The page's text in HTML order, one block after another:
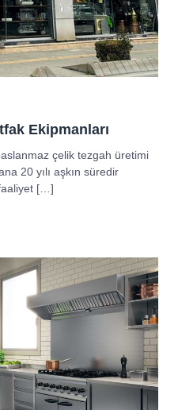
Ekipmanları
çelik tezgah üretimi
20 yılı aşkın süredir
[…]